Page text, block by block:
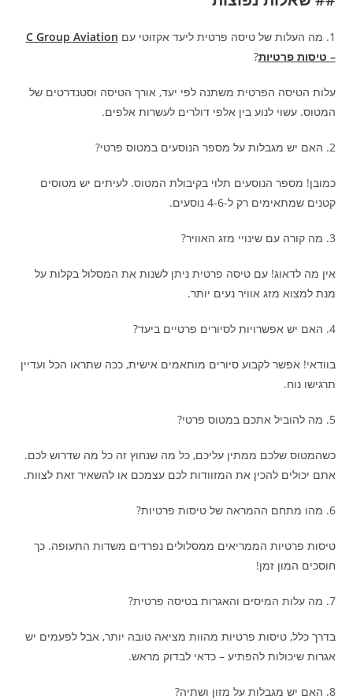
1. מה העלות של טיסה פרטית ליעד אקזוטי עם
C Group Aviation
– טיסות פרטיות?
עלות הטיסה הפרטית משתנה לפי יעד, אורך הטיסה וסטנדרטים של
המטוס. עשוי לנוע בין אלפי דולרים לעשרות אלפים.
2. האם יש מגבלות על מספר הנוסעים במטוס פרטי?
כמובן! מספר הנוסעים תלוי בקיבולת המטוס. לעיתים יש מטוסים
קטנים שמתאימים רק ל-4-6 נוסעים.
3. מה קורה עם שינויי מזג האוויר?
אין מה לדאוג! עם טיסה פרטית ניתן לשנות את המסלול בקלות על
מנת למצוא מזג אוויר נעים יותר.
4. האם יש אפשרויות לסיורים פרטיים ביעד?
בוודאי! אפשר לקבוע סיורים מותאמים אישית, ככה שתראו הכל ועדיין
תרגישו נוח.
5. מה להוביל אתכם במטוס פרטי?
כשהמטוס שלכם ממתין עליכם, כל מה שנחוץ זה כל מה שדרוש לכם.
אתם יכולים להכין את המזוודות לכם עצמכם או להשאיר זאת לצוות.
6. מהו מתחם ההמראה של טיסות פרטיות?
טיסות פרטיות הממריאים ממסלולים נפרדים משדות התעופה. כך
חוסכים המון זמן!
7. מה עלות המיסים והאגרות בטיסה פרטית?
בדרך כלל, טיסות פרטיות מהוות מציאה טובה יותר, אבל לפעמים יש
אגרות שיכולות להפתיע – כדאי לבדוק מראש.
8. האם יש מגבלות על מזון ושתיה?